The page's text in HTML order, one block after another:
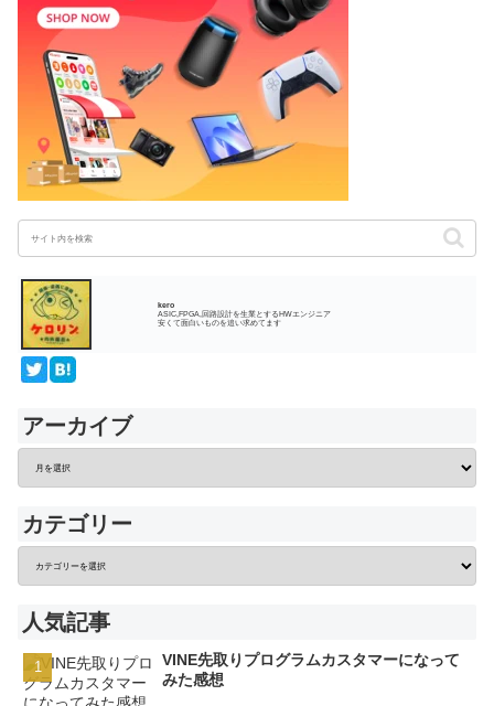
kero
ASIC,FPGA,回路設計を生業とするHWエンジニア
安くて面白いものを追い求めてます
アーカイブ
カテゴリー
人気記事
VINE先取りプログラムカスタマーになって
みた感想